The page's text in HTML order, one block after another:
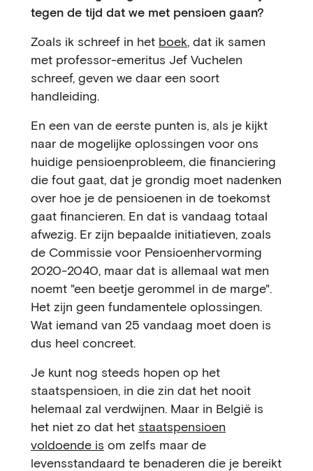
tegen de tijd dat we met pensioen gaan?
Zoals ik schreef in het boek, dat ik samen
met professor-emeritus Jef Vuchelen
schreef, geven we daar een soort
handleiding.
En een van de eerste punten is, als je kijkt
naar de mogelijke oplossingen voor ons
huidige pensioenprobleem, die financiering
die fout gaat, dat je grondig moet nadenken
over hoe je de pensioenen in de toekomst
gaat financieren. En dat is vandaag totaal
afwezig. Er zijn bepaalde initiatieven, zoals
de Commissie voor Pensioenhervorming
2020-2040, maar dat is allemaal wat men
noemt "een beetje gerommel in de marge".
Het zijn geen fundamentele oplossingen.
Wat iemand van 25 vandaag moet doen is
dus heel concreet.
Je kunt nog steeds hopen op het
staatspensioen, in die zin dat het nooit
helemaal zal verdwijnen. Maar in België is
het niet zo dat het staatspensioen
voldoende is om zelfs maar de
levensstandaard te benaderen die je bereikt